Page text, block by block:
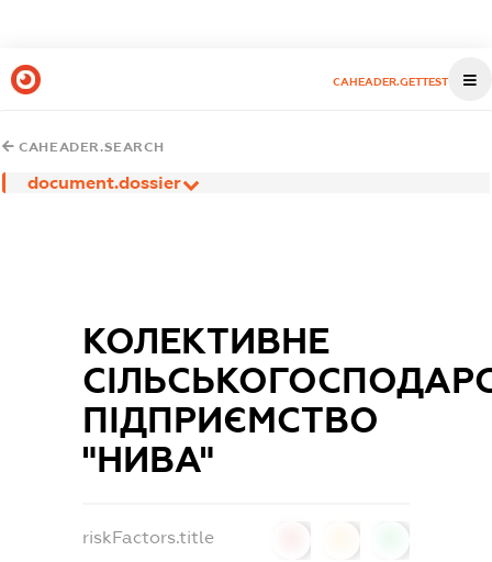
CAHEADER.GETTEST
CAHEADER.SEARCH
document.dossier
КОЛЕКТИВНЕ
ПІДПРИЄМСТВО
"НИВА"
riskFactors.title